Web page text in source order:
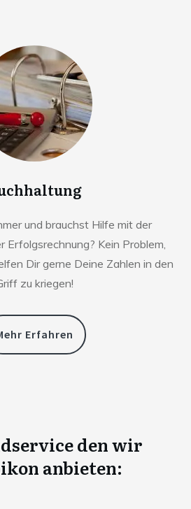
und brauchst Hilfe mit der
Erfolgsrechnung? Kein Problem,
Dir gerne Deine Zahlen in den
zu kriegen!
Erfahren
den wir
anbieten: